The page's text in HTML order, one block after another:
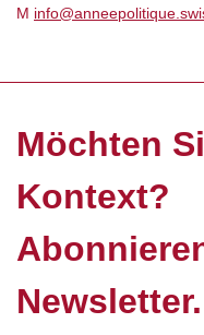
M
Möchten
Kontext?
Newsletter.